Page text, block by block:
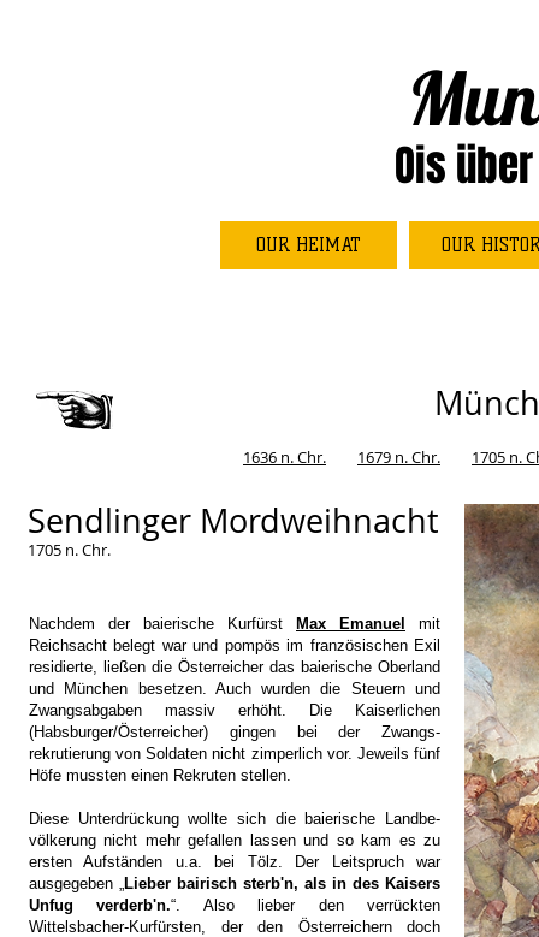
Ois
OUR HEIMAT OUR
1636 n. Chr. 1679 n. Chr. 1705 n.
Sendlinger Mordweihnacht
1705 n. Chr.
Nachdem der baierische Kurfürst Max Emanuel
mit
Reichsacht belegt war und pompös im französischen Exil
residierte, ließen die Österreicher das baierische Oberland
und München besetzen. Auch wurden die Steuern und
Zwangsabgaben massiv erhöht. Die Kaiserlichen
(Habsburger/Österreicher) gingen bei der Zwangs-
rekrutierung von Soldaten nicht zimperlich vor. Jeweils fünf
Höfe mussten einen Rekruten stellen.
Diese Unterdrückung wollte sich die baierische Landbe-
völkerung nicht mehr gefallen lassen und so kam es zu
ersten Aufständen u.a. bei Tölz. Der Leitspruch war
ausgegeben „Lieber bairisch sterb'n, als in des Kaisers
Unfug verderb'n.“. Also lieber den verrückten
Wittelsbacher-Kurfürsten, der den Österreichern doch